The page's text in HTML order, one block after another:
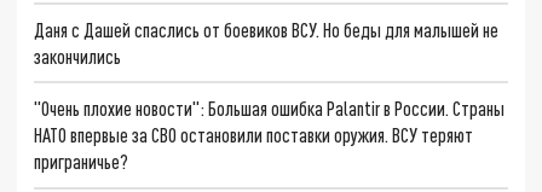
Даня с Дашей спаслись от боевиков ВСУ. Но беды для малышей не
закончились
"Очень плохие новости": Большая ошибка Palantir в России. Страны
НАТО впервые за СВО остановили поставки оружия. ВСУ теряют
приграничье?